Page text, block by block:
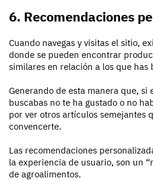
6. Recomendaciones
Cuando navegas y visitas el sitio,
donde se pueden encontrar
similares en relación a los que has
Generando de esta manera que, si
buscabas no te ha gustado o no
por ver otros artículos semejantes
convencerte.
Las recomendaciones
la experiencia de usuario, son un
de agroalimentos.